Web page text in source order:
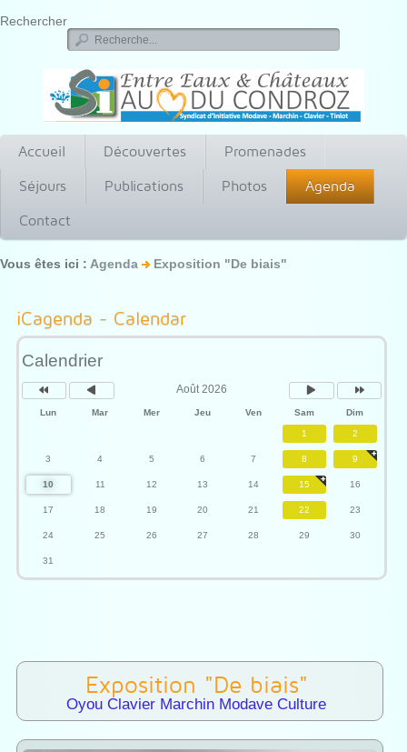
Rechercher
Accueil Découvertes
Promenades
Séjours
Publications Photos
Agenda
Contact
Vous êtes ici : Agenda Exposition "De biais"
iCagenda - Calendar
Calendrier
précédente précédent
Août 2026
Lun Mar Mer Jeu Ven Sam Dim
1 2
3 4 5 6 7 8 9
10 11 12 13 14 15 16
17 18 19 20 21 22 23
24 25 26 27 28 29 30
31
Exposition "De biais"
Oyou Clavier Marchin Modave Culture